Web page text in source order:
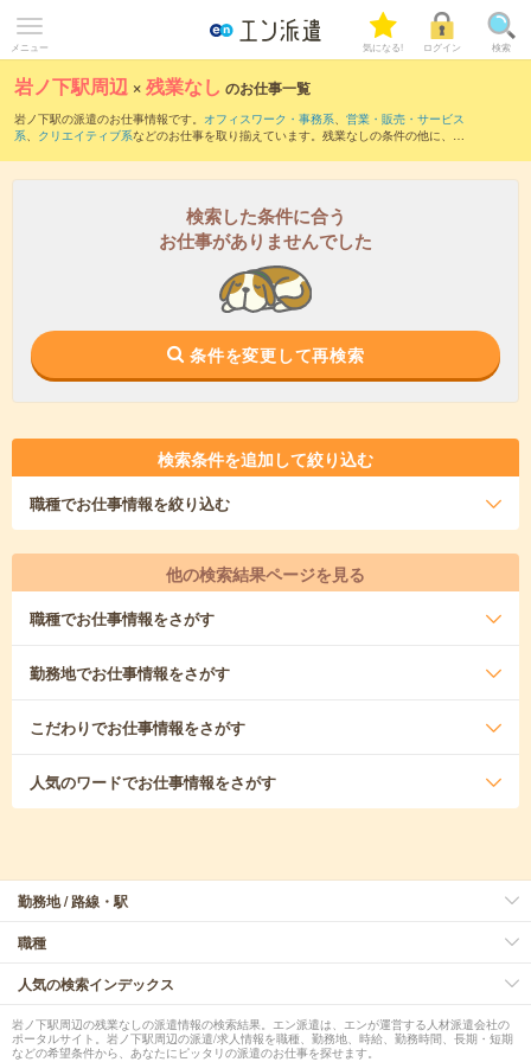
メニュー 気になる! ログイン 検索
岩ノ下駅周辺 ×残業なし のお仕事一覧
岩ノ下駅の派遣のお仕事情報です。 オフィスワーク・事務系、 営業・販売・サービス
系、 クリエイティブ系などのお仕事を取り揃えています。残業なしの条件の他に、 交
検索した条件に合う
お仕事がありませんでした
条件を変更して再検索
検索条件を追加して絞り込む
職種でお仕事情報を絞り込む
他の検索結果ページを見る
職種でお仕事情報をさがす
勤務地でお仕事情報をさがす
こだわりでお仕事情報をさがす
人気のワードでお仕事情報をさがす
勤務地 / 路線・駅
職種
人気の検索インデックス
岩ノ下駅周辺の残業なしの派遣情報の検索結果。エン派遣は、エンが運営する人材派遣会社の
ポータルサイト。岩ノ下駅周辺の派遣/求人情報を職種、勤務地、時給、勤務時間、長期・短期
などの希望条件から、あなたにピッタリの派遣のお仕事を探せます。